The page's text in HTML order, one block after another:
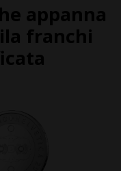
appanna
franchi